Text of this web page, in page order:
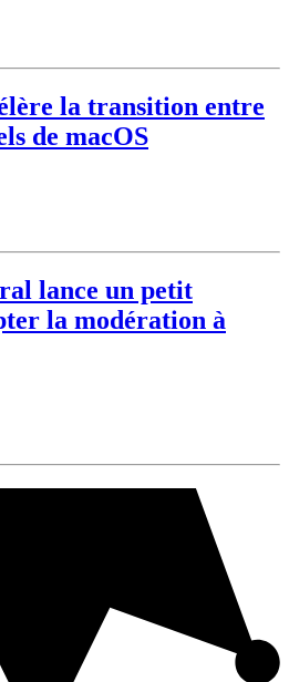
la transition entre
de macOS
lance un petit
la modération à